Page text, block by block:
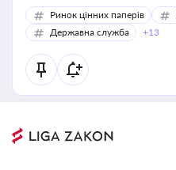
Ринок цінних паперів
Державна служба
+13